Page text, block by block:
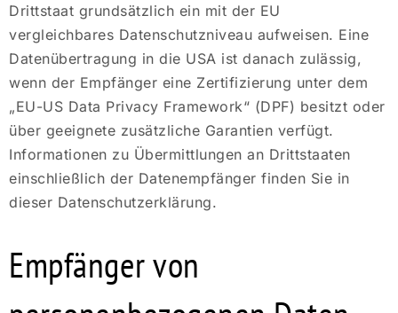
Drittstaat grundsätzlich ein mit der EU
vergleichbares Datenschutzniveau aufweisen. Eine
Datenübertragung in die USA ist danach zulässig,
wenn der Empfänger eine Zertifizierung unter dem
„EU-US Data Privacy Framework“ (DPF) besitzt oder
über geeignete zusätzliche Garantien verfügt.
Informationen zu Übermittlungen an Drittstaaten
einschließlich der Datenempfänger finden Sie in
dieser Datenschutzerklärung.
Empfänger von